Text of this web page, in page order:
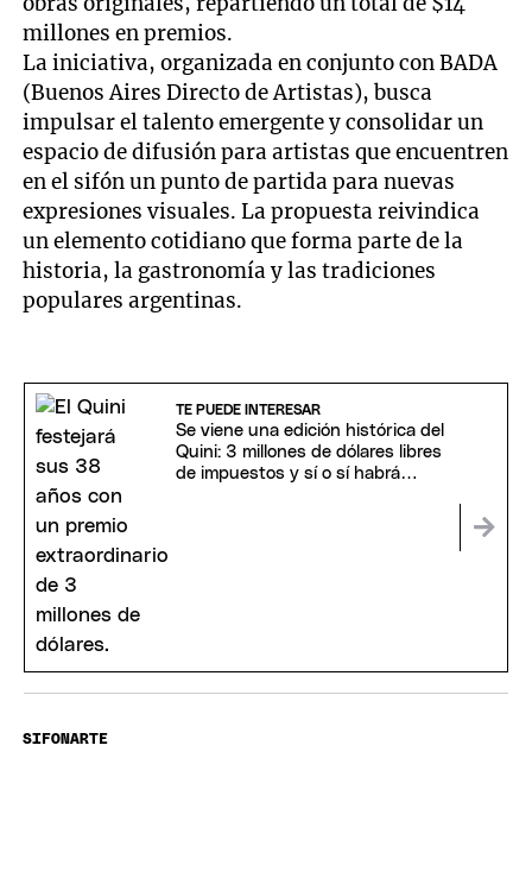
millones en premios.
La iniciativa, organizada en conjunto con BADA
(Buenos Aires Directo de Artistas), busca
impulsar el talento emergente y consolidar un
espacio de difusión para artistas que encuentren
en el sifón un punto de partida para nuevas
expresiones visuales. La propuesta reivindica
un elemento cotidiano que forma parte de la
historia, la gastronomía y las tradiciones
populares argentinas.
TE PUEDE INTERESAR
Se viene una edición histórica del
Quini: 3 millones de dólares libres
de impuestos y sí o sí habrá
SIFONARTE